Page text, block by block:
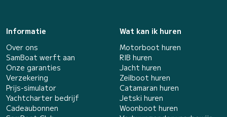
Informatie
Over ons
SamBoat werft aan
Onze garanties
Verzekering
Prijs-simulator
Yachtcharter bedrijf
Cadeaubonnen
Wat kan ik huren
Motorboot huren
RIB huren
Jacht huren
Zeilboot huren
Catamaran huren
Jetski huren
Woonboot huren